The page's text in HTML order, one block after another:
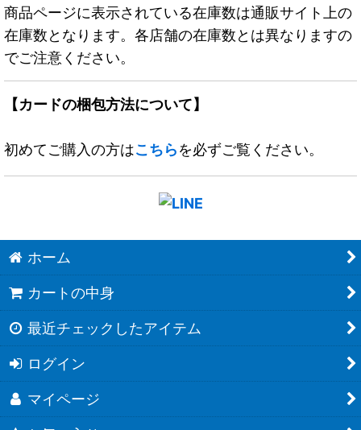
商品ページに表示されている在庫数は通販サイト上の
在庫数となります。各店舗の在庫数とは異なりますの
でご注意ください。
【カードの梱包方法について】
初めてご購入の方はこちらを必ずご覧ください。
ホーム
カートの中身
最近チェックしたアイテム
ログイン
マイページ